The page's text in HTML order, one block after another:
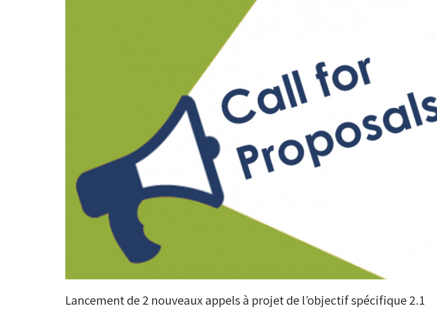
Lancement de 2 nouveaux appels à projet de l’objectif spécifique 2.1